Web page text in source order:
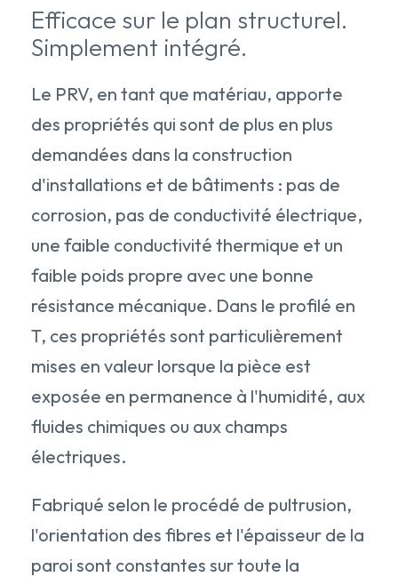
Efficace sur le plan structurel.
Simplement intégré.
Le PRV, en tant que matériau, apporte
des propriétés qui sont de plus en plus
demandées dans la construction
d'installations et de bâtiments : pas de
corrosion, pas de conductivité électrique,
une faible conductivité thermique et un
faible poids propre avec une bonne
résistance mécanique. Dans le profilé en
T, ces propriétés sont particulièrement
mises en valeur lorsque la pièce est
exposée en permanence à l'humidité, aux
fluides chimiques ou aux champs
électriques.
Fabriqué selon le procédé de pultrusion,
l'orientation des fibres et l'épaisseur de la
paroi sont constantes sur toute la